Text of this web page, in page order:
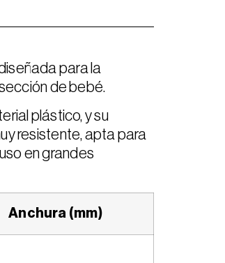
para la
de bebé.
plástico, y su
resistente, apta para
en grandes
Anchura (mm)